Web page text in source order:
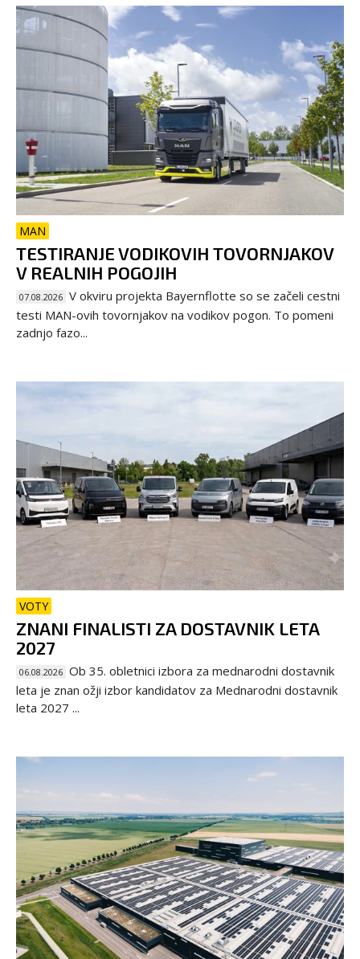
MAN
TESTIRANJE VODIKOVIH TOVORNJAKOV
V REALNIH POGOJIH
07.08.2026 V okviru projekta Bayernflotte so se začeli cestni
testi MAN-ovih tovornjakov na vodikov pogon. To pomeni
zadnjo fazo...
VOTY
ZNANI FINALISTI ZA DOSTAVNIK LETA
2027
06.08.2026 Ob 35. obletnici izbora za mednarodni dostavnik
leta je znan ožji izbor kandidatov za Mednarodni dostavnik
leta 2027 ...